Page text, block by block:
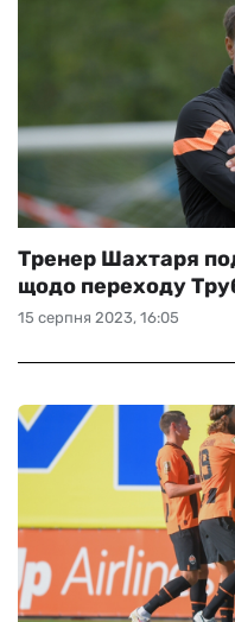
15 серпня 2023, 16:05
Тренер Шахтаря
щодо переходу